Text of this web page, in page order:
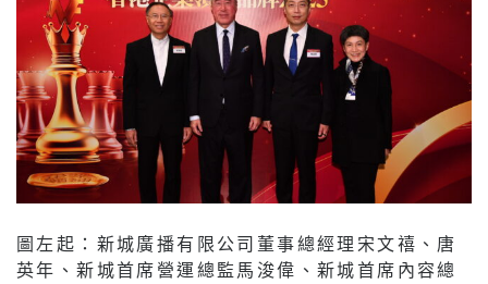
圖左起：新城廣播有限公司董事總經理宋文禧、唐
英年、新城首席營運總監馬浚偉、新城首席內容總